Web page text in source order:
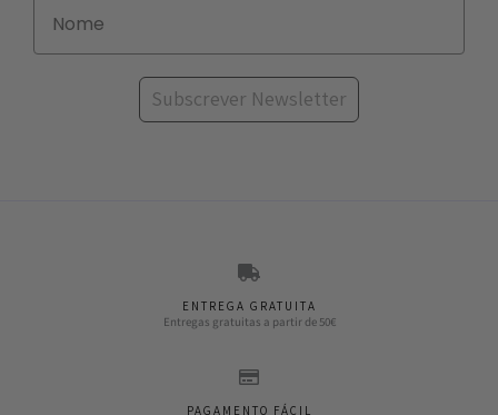
Subscrever Newsletter
ENTREGA GRATUITA
Entregas gratuitas a partir de 50€
PAGAMENTO FÁCIL